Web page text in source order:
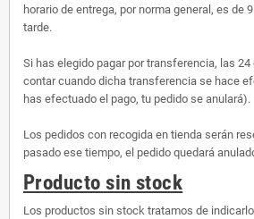
horario de entrega, por norma general, es de
tarde.
Si has elegido pagar por transferencia, las
contar cuando dicha transferencia se hace
has efectuado el pago, tu pedido se anulará).
Los pedidos con recogida en tienda serán
pasado ese tiempo, el pedido quedará
Producto sin stock
Los productos sin stock tratamos de